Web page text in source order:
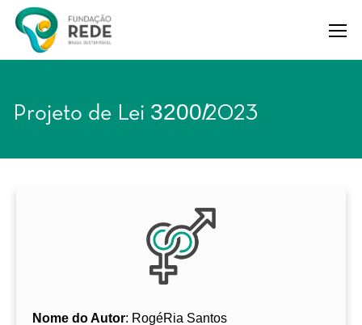
Projeto de Lei 3200/2023
Nome do Autor: RogéRia Santos